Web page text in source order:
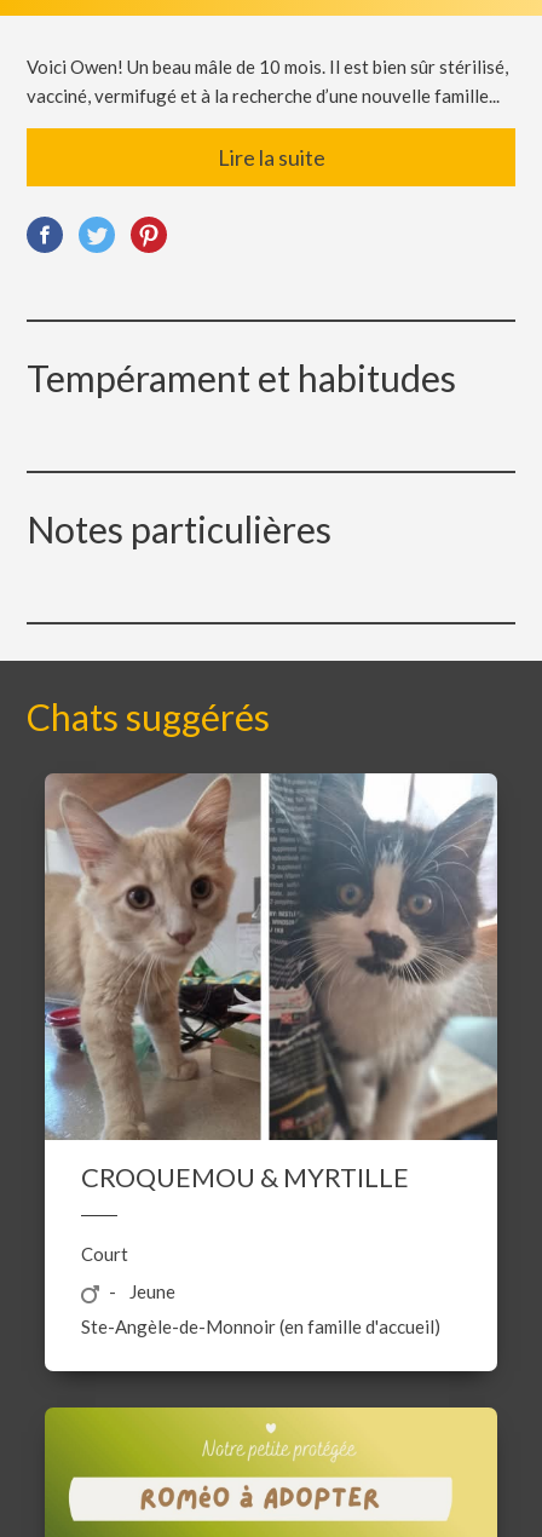
Voici Owen! Un beau mâle de 10 mois. Il est bien sûr stérilisé,
vacciné, vermifugé et à la recherche d’une nouvelle famille...
Lire la suite
Tempérament et habitudes
Notes particulières
Chats suggérés
CROQUEMOU & MYRTILLE
Court
Jeune
Ste-Angèle-de-Monnoir (en famille d'accueil)